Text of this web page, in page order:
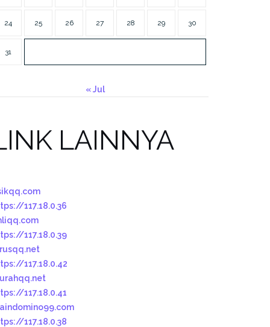
24 25 26 27 28 29 30
31
« Jul
LAINNYA
117.18.0.36
117.18.0.39
117.18.0.42
117.18.0.41
117.18.0.38